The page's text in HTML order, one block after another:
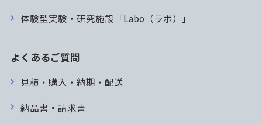
体験型実験・研究施設「Labo（ラボ）」
よくあるご質問
見積・購入・納期・配送
納品書・請求書